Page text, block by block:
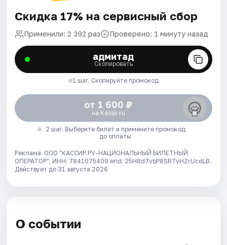
Скидка 17% на сервисный сбор
Применили: 2 392 раз Проверено: 1 минуту назад
адмитад
Скопировать
1 шаг. Скопируйте промокод
от 1 600 ₽
на Kassir.ru
2 шаг. Выберите билет и примените промокод
до оплаты
Реклама. ООО "КАССИР.РУ-НАЦИОНАЛЬНЫЙ БИЛЕТНЫЙ
ОПЕРАТОР", ИНН: 7841075409 erid: 25H8d7vbP8SRTvHZrUcdLB.
Действует до 31 августа 2026
О событии